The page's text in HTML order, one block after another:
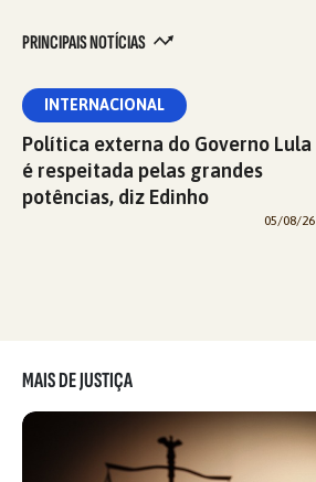
PRINCIPAIS NOTÍCIAS
INTERNACIONAL
Política externa do Governo Lula
é respeitada pelas grandes
potências, diz Edinho
05/08/26
MAIS DE JUSTIÇA